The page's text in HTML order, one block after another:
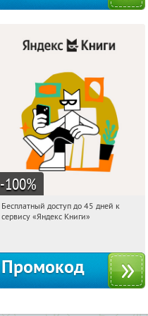
-100%
03:08:11
Получи первым!
Бесплатный доступ до 45 дней к
сервису «Яндекс Книги»
Промокод